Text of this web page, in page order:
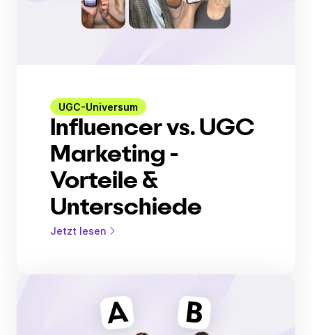
UGC-Universum
Influencer vs. UGC
Marketing -
Vorteile &
Unterschiede
Jetzt lesen